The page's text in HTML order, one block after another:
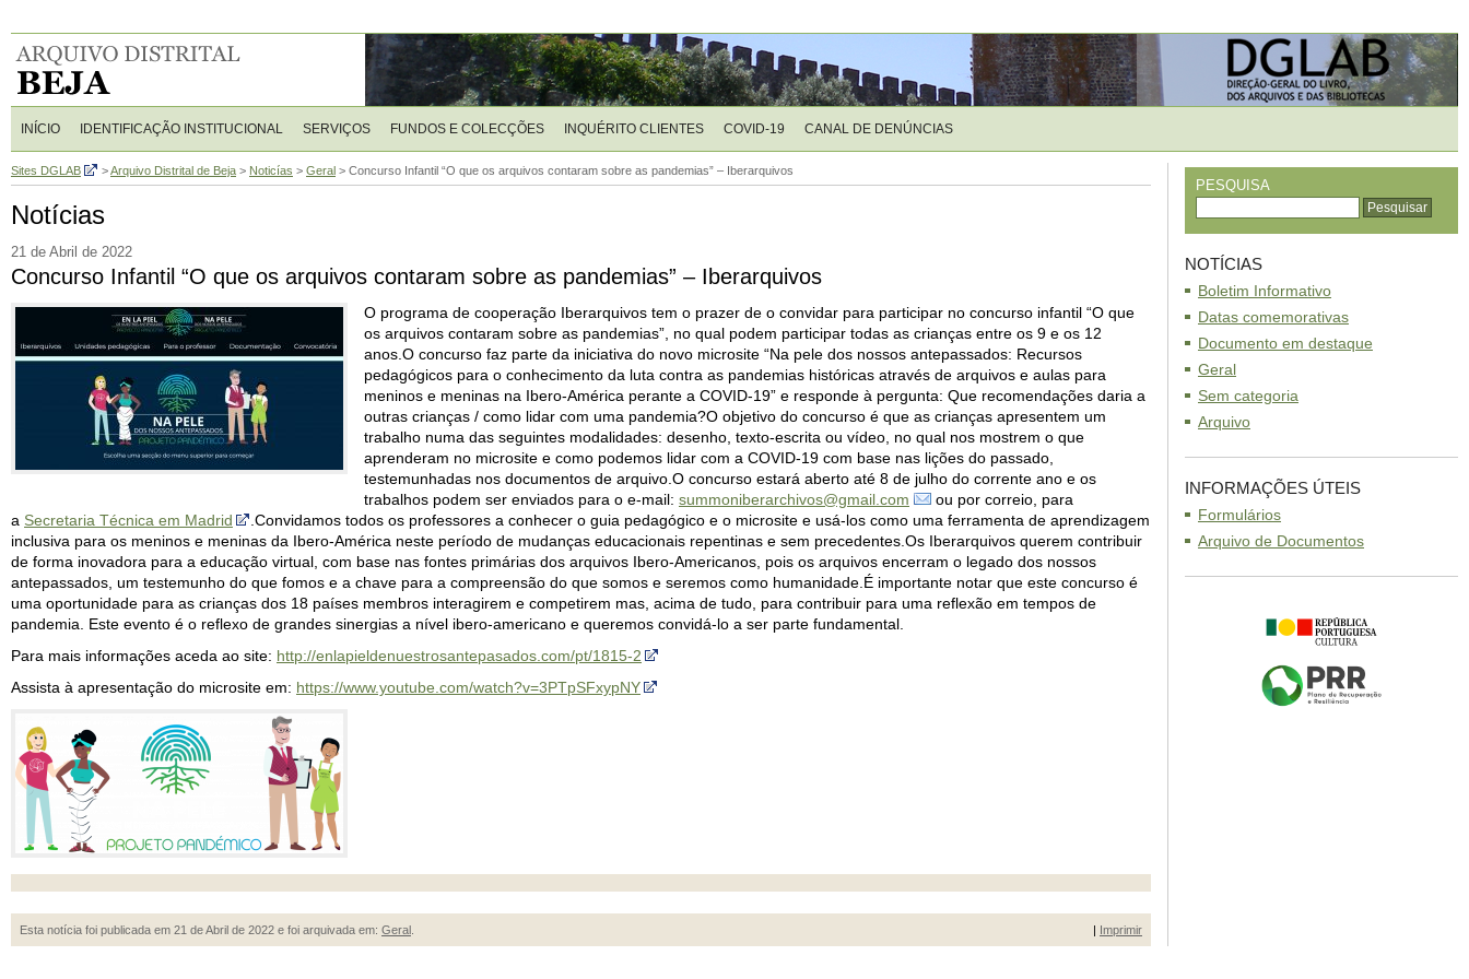
INÍCIO IDENTIFICAÇÃO INSTITUCIONAL SERVIÇOS FUNDOS E COLECÇÕES INQUÉRITO CLIENTES COVID-19 CANAL DE DENÚNCIAS
Sites DGLAB >Arquivo Distrital de Beja > Noticías > Geral > Concurso Infantil “O que os arquivos contaram sobre as pandemias” – Iberarquivos
Notícias
21 de Abril de 2022
Concurso Infantil “O que os arquivos contaram sobre as pandemias” – Iberarquivos
O programa de cooperação Iberarquivos tem o prazer de o convidar para participar no concurso infantil “O que
os arquivos contaram sobre as pandemias”, no qual podem participar todas as crianças entre os 9 e os 12
anos.O concurso faz parte da iniciativa do novo microsite “Na pele dos nossos antepassados: Recursos
pedagógicos para o conhecimento da luta contra as pandemias históricas através de arquivos e aulas para
meninos e meninas na Ibero-América perante a COVID-19” e responde à pergunta: Que recomendações daria a
outras crianças / como lidar com uma pandemia?O objetivo do concurso é que as crianças apresentem um
trabalho numa das seguintes modalidades: desenho, texto-escrita ou vídeo, no qual nos mostrem o que
aprenderam no microsite e como podemos lidar com a COVID-19 com base nas lições do passado,
testemunhadas nos documentos de arquivo.O concurso estará aberto até 8 de julho do corrente ano e os
trabalhos podem ser enviados para o e-mail: summoniberarchivos@gmail.com
ou por correio, para
a Secretaria Técnica em Madrid
.Convidamos todos os professores a conhecer o guia pedagógico e o microsite e usá-los como uma ferramenta de aprendizagem
inclusiva para os meninos e meninas da Ibero-América neste período de mudanças educacionais repentinas e sem precedentes.Os Iberarquivos querem contribuir
de forma inovadora para a educação virtual, com base nas fontes primárias dos arquivos Ibero-Americanos, pois os arquivos encerram o legado dos nossos
antepassados, um testemunho do que fomos e a chave para a compreensão do que somos e seremos como humanidade.É importante notar que este concurso é
uma oportunidade para as crianças dos 18 países membros interagirem e competirem mas, acima de tudo, para contribuir para uma reflexão em tempos de
pandemia. Este evento é o reflexo de grandes sinergias a nível ibero-americano e queremos convidá-lo a ser parte fundamental.
Para mais informações aceda ao site: http://enlapieldenuestrosantepasados.com/pt/1815-2
Assista à apresentação do microsite em: https://www.youtube.com/watch?v=3PTpSFxypNY
Esta notícia foi publicada em 21 de Abril de 2022 e foi arquivada em: Geral | Imprimir
PESQUISA
NOTÍCIAS
Boletim Informativo
Datas comemorativas
Documento em destaque
Geral
Sem categoria
Arquivo
INFORMAÇÕES ÚTEIS
Formulários
Arquivo de Documentos